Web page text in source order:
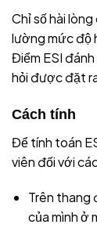
Chỉ số hài
lường mức độ
Điểm ESI
hỏi được đặt
Cách tính
Để tính toán
viên đối với
Trên thang
của mình ở